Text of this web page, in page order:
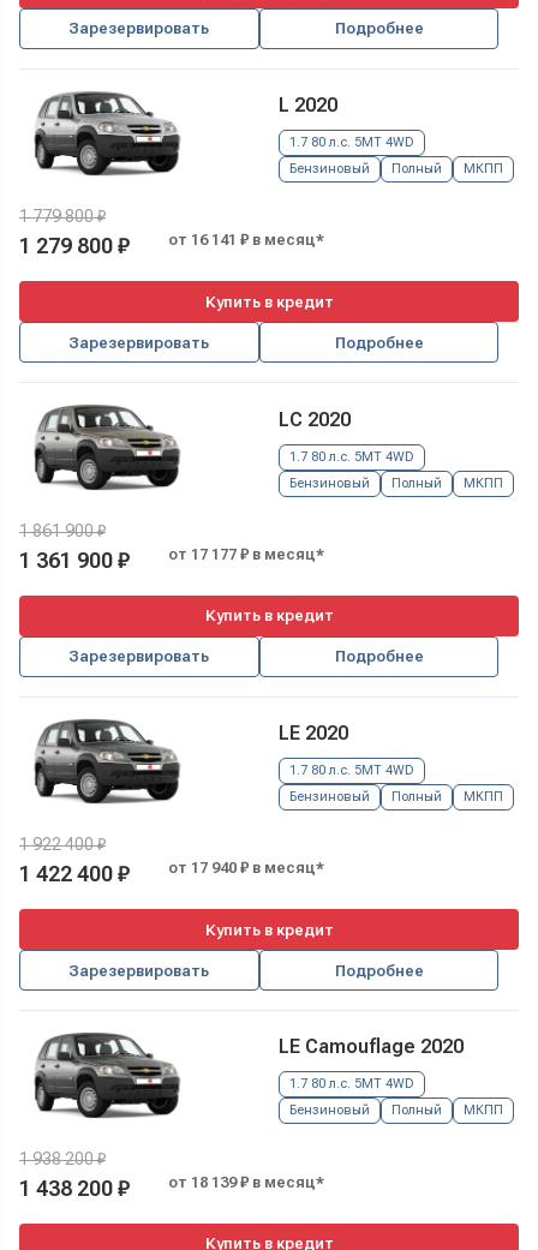
Зарезервировать Подробнее
L 2020
1.7 80 л.с. 5MT 4WD
Бензиновый
Полный МКПП
1 779 800 ₽
1 279 800 ₽ от 16 141 ₽ в месяц*
Купить в кредит
Зарезервировать Подробнее
LC 2020
1.7 80 л.с. 5MT 4WD
Бензиновый
Полный МКПП
1 861 900 ₽
1 361 900 ₽ от 17 177 ₽ в месяц*
Купить в кредит
Зарезервировать Подробнее
LE 2020
1.7 80 л.с. 5MT 4WD
Бензиновый
Полный МКПП
1 922 400 ₽
1 422 400 ₽ от 17 940 ₽ в месяц*
Купить в кредит
Зарезервировать Подробнее
LE Camouflage 2020
1.7 80 л.с. 5MT 4WD
Бензиновый
Полный МКПП
1 938 200 ₽
1 438 200 ₽ от 18 139 ₽ в месяц*
Купить в кредит